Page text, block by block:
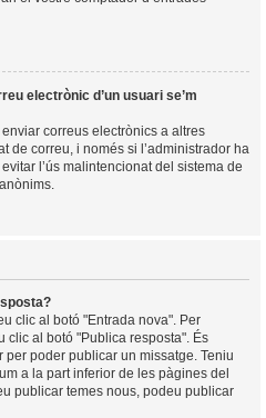
electrònic d’un usuari se’m
correus electrònics a altres
de correu, i només si l’administrador ha
l’ús malintencionat del sistema de
clic al botó "Entrada nova". Per
clic al botó "Publica resposta". És
poder publicar un missatge. Teniu
a la part inferior de les pàgines del
publicar temes nous, podeu publicar